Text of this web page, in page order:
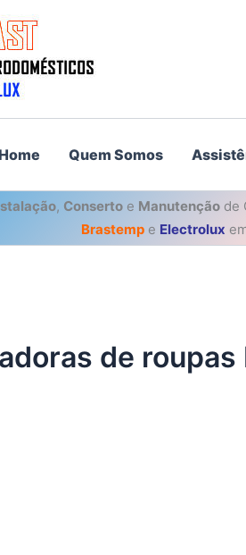
Quem Somos
, Conserto e Manutenção de
Brastempe Electrolux
de roupas